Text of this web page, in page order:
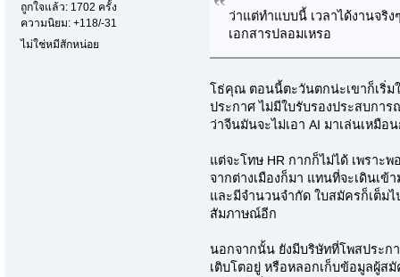
ถูกใจแล้ว: 1702 ครั้ง
ความนิยม: +118/-31
ไม่ใช่หมีสักหน่อย
ว่าแต่ทำแบบนี้ เวลาได้งานจริ
เอกสารปลอมเหรอ
โธ่คุณ ตอนนี้ตะวันตกน่ะเขาก็เริ่ม
ประกาศ ไม่มีใบรับรองประสบกา
ว่าจีนมันจะไม่เอา AI มาเล่นเหมือ
แต่จะโทษ HR กากก็ไม่ได้ เพรา
จากต่างเมืองก็มา แทนที่จะเดินเ
และมีจำนวนจำกัด ใบสมัครก็เต็ม
สัมภาษณ์อีก
นอกจากนั้น ยังมีบริษัทที่โพสประก
เติบโตอยู่ หรือหลอกเก็บข้อมูลผู้ส